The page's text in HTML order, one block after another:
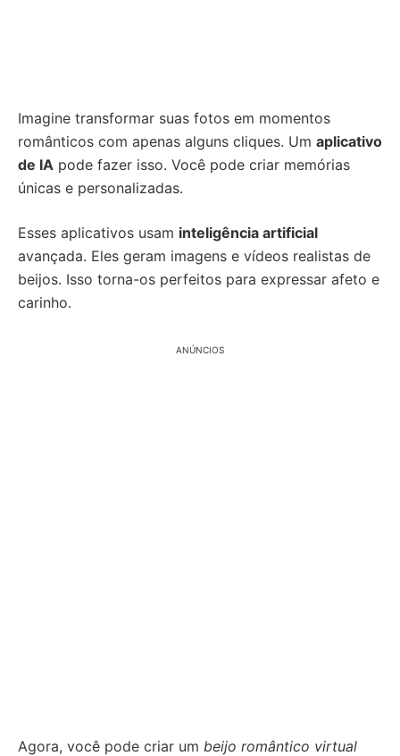
Imagine transformar suas fotos em momentos
românticos com apenas alguns cliques. Um aplicativo
de IA pode fazer isso. Você pode criar memórias
únicas e personalizadas.
Esses aplicativos usam inteligência artificial
avançada. Eles geram imagens e vídeos realistas de
beijos. Isso torna-os perfeitos para expressar afeto e
carinho.
ANÚNCIOS
Agora, você pode criar um beijo romântico virtual